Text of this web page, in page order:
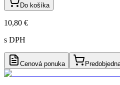
Do košíka
10,80 €
s DPH
Cenová ponuka